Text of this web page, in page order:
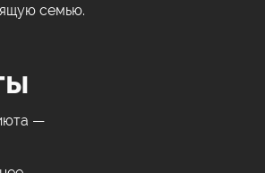
семью.
—